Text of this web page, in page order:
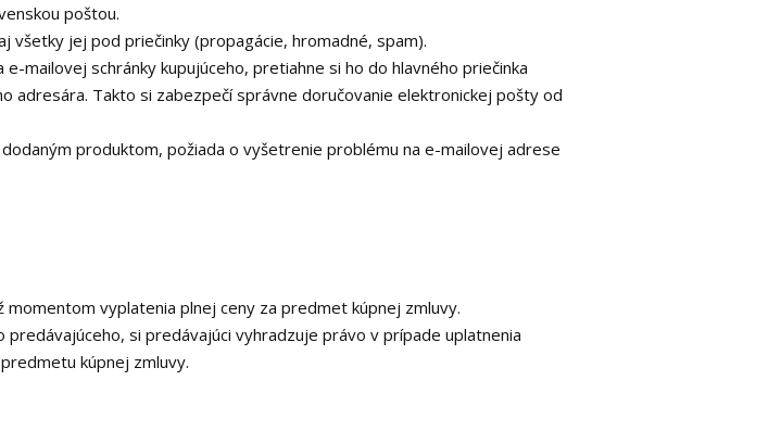
poštou.
všetky jej pod priečinky (propagácie, hromadné, spam).
mailovej schránky kupujúceho, pretiahne si ho do hlavného priečinka
adresára. Takto si zabezpečí správne doručovanie elektronickej pošty od
produktom, požiada o vyšetrenie problému na e-mailovej adrese
momentom vyplatenia plnej ceny za predmet kúpnej zmluvy.
si predávajúci vyhradzuje právo v prípade uplatnenia
kúpnej zmluvy.